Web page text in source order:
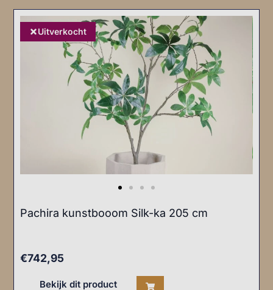
Uitverkocht
Pachira kunstbooom Silk-ka 205 cm
€742,95
Bekijk dit product